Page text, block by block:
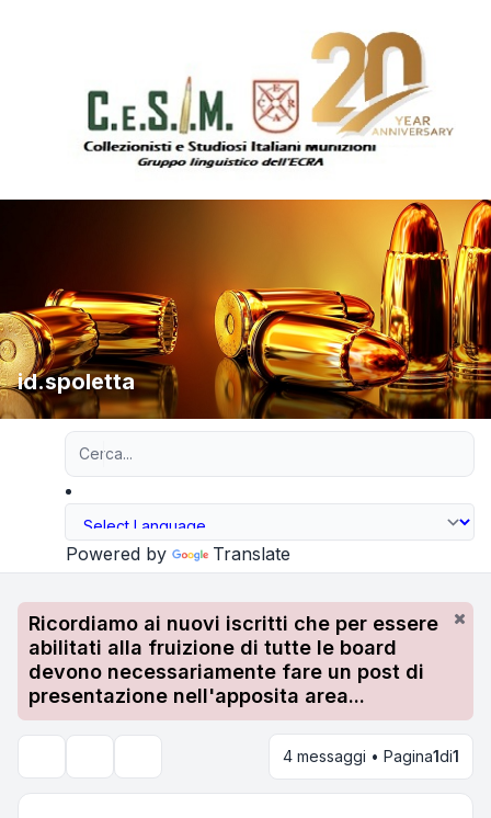
id.spoletta
Powered by Translate
Ricordiamo ai nuovi iscritti che per essere
abilitati alla fruizione di tutte le board
devono necessariamente fare un post di
presentazione nell'apposita area...
4 messaggi • Pagina1di1